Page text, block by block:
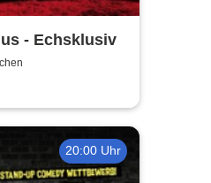
- Echsklusiv
20:00 Uhr